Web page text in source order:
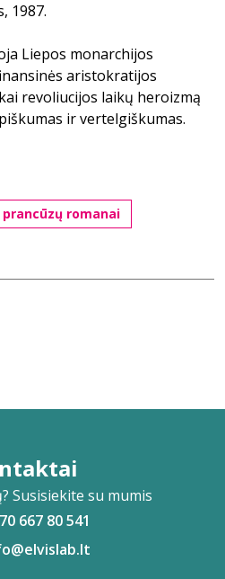
1987.
Liepos monarchijos
aristokratijos
revoliucijos laikų heroizmą
ir vertelgiškumas.
prancūzų romanai
Susisiekite su mumis
667 80 541